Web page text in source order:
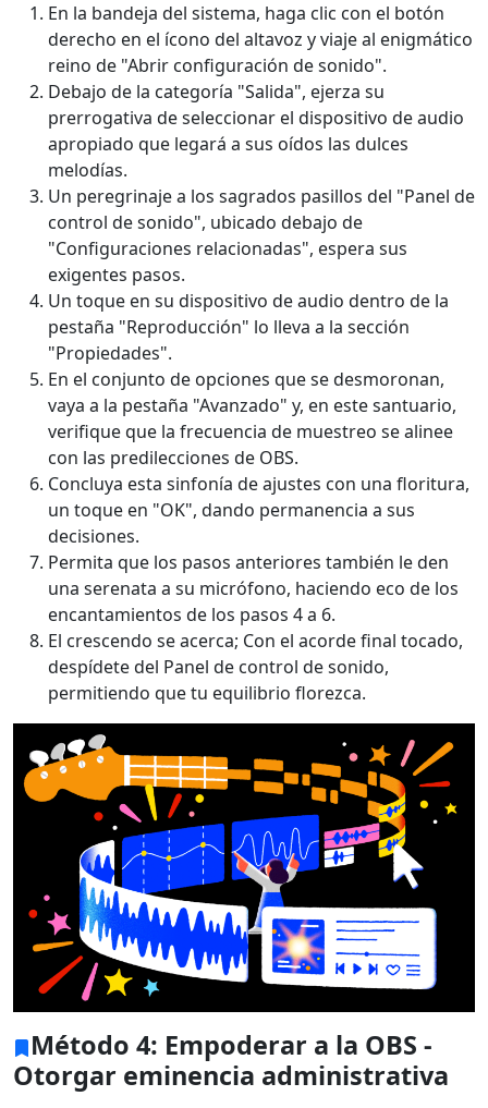
En la bandeja del sistema, haga clic con el botón
derecho en el ícono del altavoz y viaje al enigmático
reino de "Abrir configuración de sonido".
Debajo de la categoría "Salida", ejerza su
prerrogativa de seleccionar el dispositivo de audio
apropiado que legará a sus oídos las dulces
melodías.
Un peregrinaje a los sagrados pasillos del "Panel de
control de sonido", ubicado debajo de
"Configuraciones relacionadas", espera sus
exigentes pasos.
Un toque en su dispositivo de audio dentro de la
pestaña "Reproducción" lo lleva a la sección
"Propiedades".
En el conjunto de opciones que se desmoronan,
vaya a la pestaña "Avanzado" y, en este santuario,
verifique que la frecuencia de muestreo se alinee
con las predilecciones de OBS.
Concluya esta sinfonía de ajustes con una floritura,
un toque en "OK", dando permanencia a sus
decisiones.
Permita que los pasos anteriores también le den
una serenata a su micrófono, haciendo eco de los
encantamientos de los pasos 4 a 6.
El crescendo se acerca; Con el acorde final tocado,
despídete del Panel de control de sonido,
permitiendo que tu equilibrio florezca.
Método 4: Empoderar a la OBS -
Otorgar eminencia administrativa